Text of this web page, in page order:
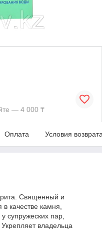
— 4 000 ₸
Оплата Условия
Священный и
качестве камня,
супружеских пар,
владельца